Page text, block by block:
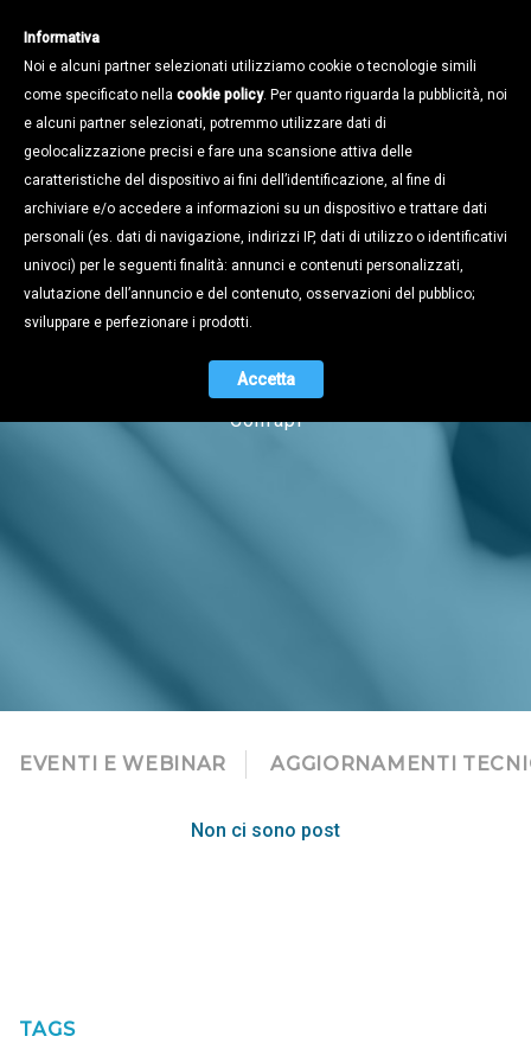
Notizie
Naviga tra i contenuti dell'universo
Confapi
EVENTI E WEBINAR AGGIORNAMENTI
Non ci sono post
TAGS
Informativa
Noi e alcuni partner selezionati utilizziamo cookie o tecnologie simili
come specificato nella cookie policy. Per quanto riguarda la pubblicità, noi
e alcuni partner selezionati, potremmo utilizzare dati di
geolocalizzazione precisi e fare una scansione attiva delle
caratteristiche del dispositivo ai fini dell’identificazione, al fine di
archiviare e/o accedere a informazioni su un dispositivo e trattare dati
personali (es. dati di navigazione, indirizzi IP, dati di utilizzo o identificativi
univoci) per le seguenti finalità: annunci e contenuti personalizzati,
valutazione dell’annuncio e del contenuto, osservazioni del pubblico;
sviluppare e perfezionare i prodotti.
Accetta